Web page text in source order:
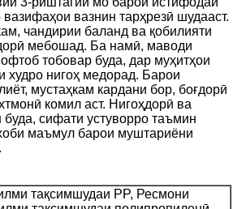
вазнин тарҳрезӣ шудааст.
чандирии баланд ва қобилияти
мебошад. Ба намӣ, маводи
тобовар буда, дар муҳитҳои
худро нигоҳ медорад. Барои
мустаҳкам кардани бор, боғдорӣ
комил аст. Нигоҳдорӣ ва
буда, сифати устуворро таъмин
маъмул барои муштариёни
тақсимшудаи PP, Ресмони